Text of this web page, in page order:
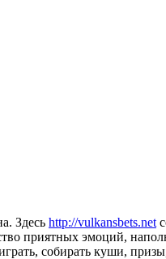
Здесь http://vulkansbets.net
приятных эмоций,
собирать куши,